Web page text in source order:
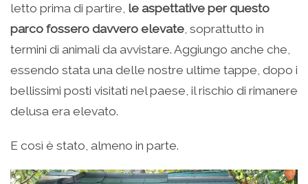
letto prima di partire, le aspettative per questo
parco fossero davvero elevate , soprattutto in
termini di animali da avvistare. Aggiungo anche che,
essendo stata una delle nostre ultime tappe, dopo i
bellissimi posti visitati nel paese, il rischio di rimanere
delusa era elevato.
E così è stato, almeno in parte.